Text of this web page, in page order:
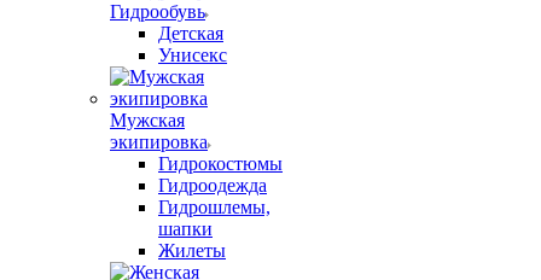
Гидрообувь
Детская
Унисекс
Мужская
экипировка
Гидрокостюмы
Гидроодежда
Гидрошлемы,
шапки
Жилеты